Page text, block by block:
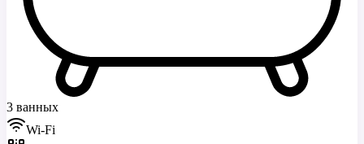
3 ванных
Wi-Fi